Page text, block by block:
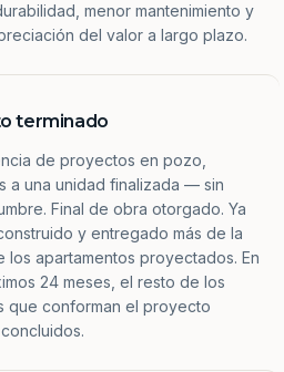
menor mantenimiento y
del valor a largo plazo.
terminado
de proyectos en pozo,
a una unidad finalizada — sin
Final de obra otorgado. Ya
y entregado más de la
los apartamentos proyectados. En
24 meses, el resto de los
que conforman el proyecto